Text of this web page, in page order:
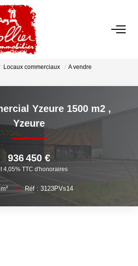
ACCUEIL
ANNONCES
A Louer
NOS SERVICES
Gestion Locative
Syndic
Locaux commerciaux
A vendre
Yzeure 1500 m2 ,
Yzeure
936 450 €
4,05% TTC d'honoraires
• Réf : 3123PVs14